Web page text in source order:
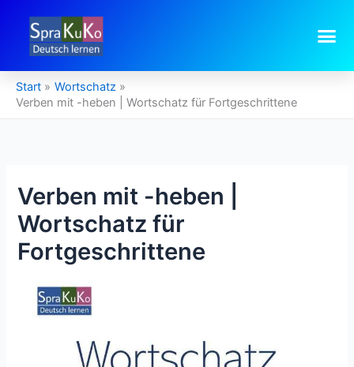
springen
Start
Wortschatz
Verben mit -heben | Wortschatz für Fortgeschrittene
Verben mit -heben |
Wortschatz für
Fortgeschrittene